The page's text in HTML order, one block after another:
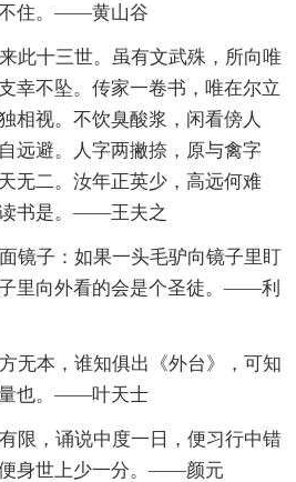
不住。——黄山谷
此十三世。虽有文武殊，所向唯
幸不坠。传家一卷书，唯在尔立
相视。不饮臭酸浆，闲看傍人
远避。人字两撇捺，原与禽字
无二。汝年正英少，高远何难
书是。——王夫之
镜子：如果一头毛驴向镜子里盯
里向外看的会是个圣徒。——利
无本，谁知俱出《外台》，可知
量也。——叶天士
限，诵说中度一日，便习行中错
身世上少一分。——颜元